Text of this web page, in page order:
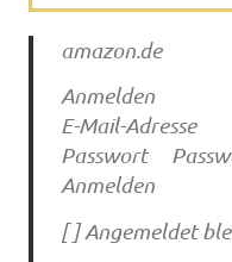
amazon.de
Anmelden
E-Mail-Adresse
Passwort
Anmelden
[ ] Angemeldet